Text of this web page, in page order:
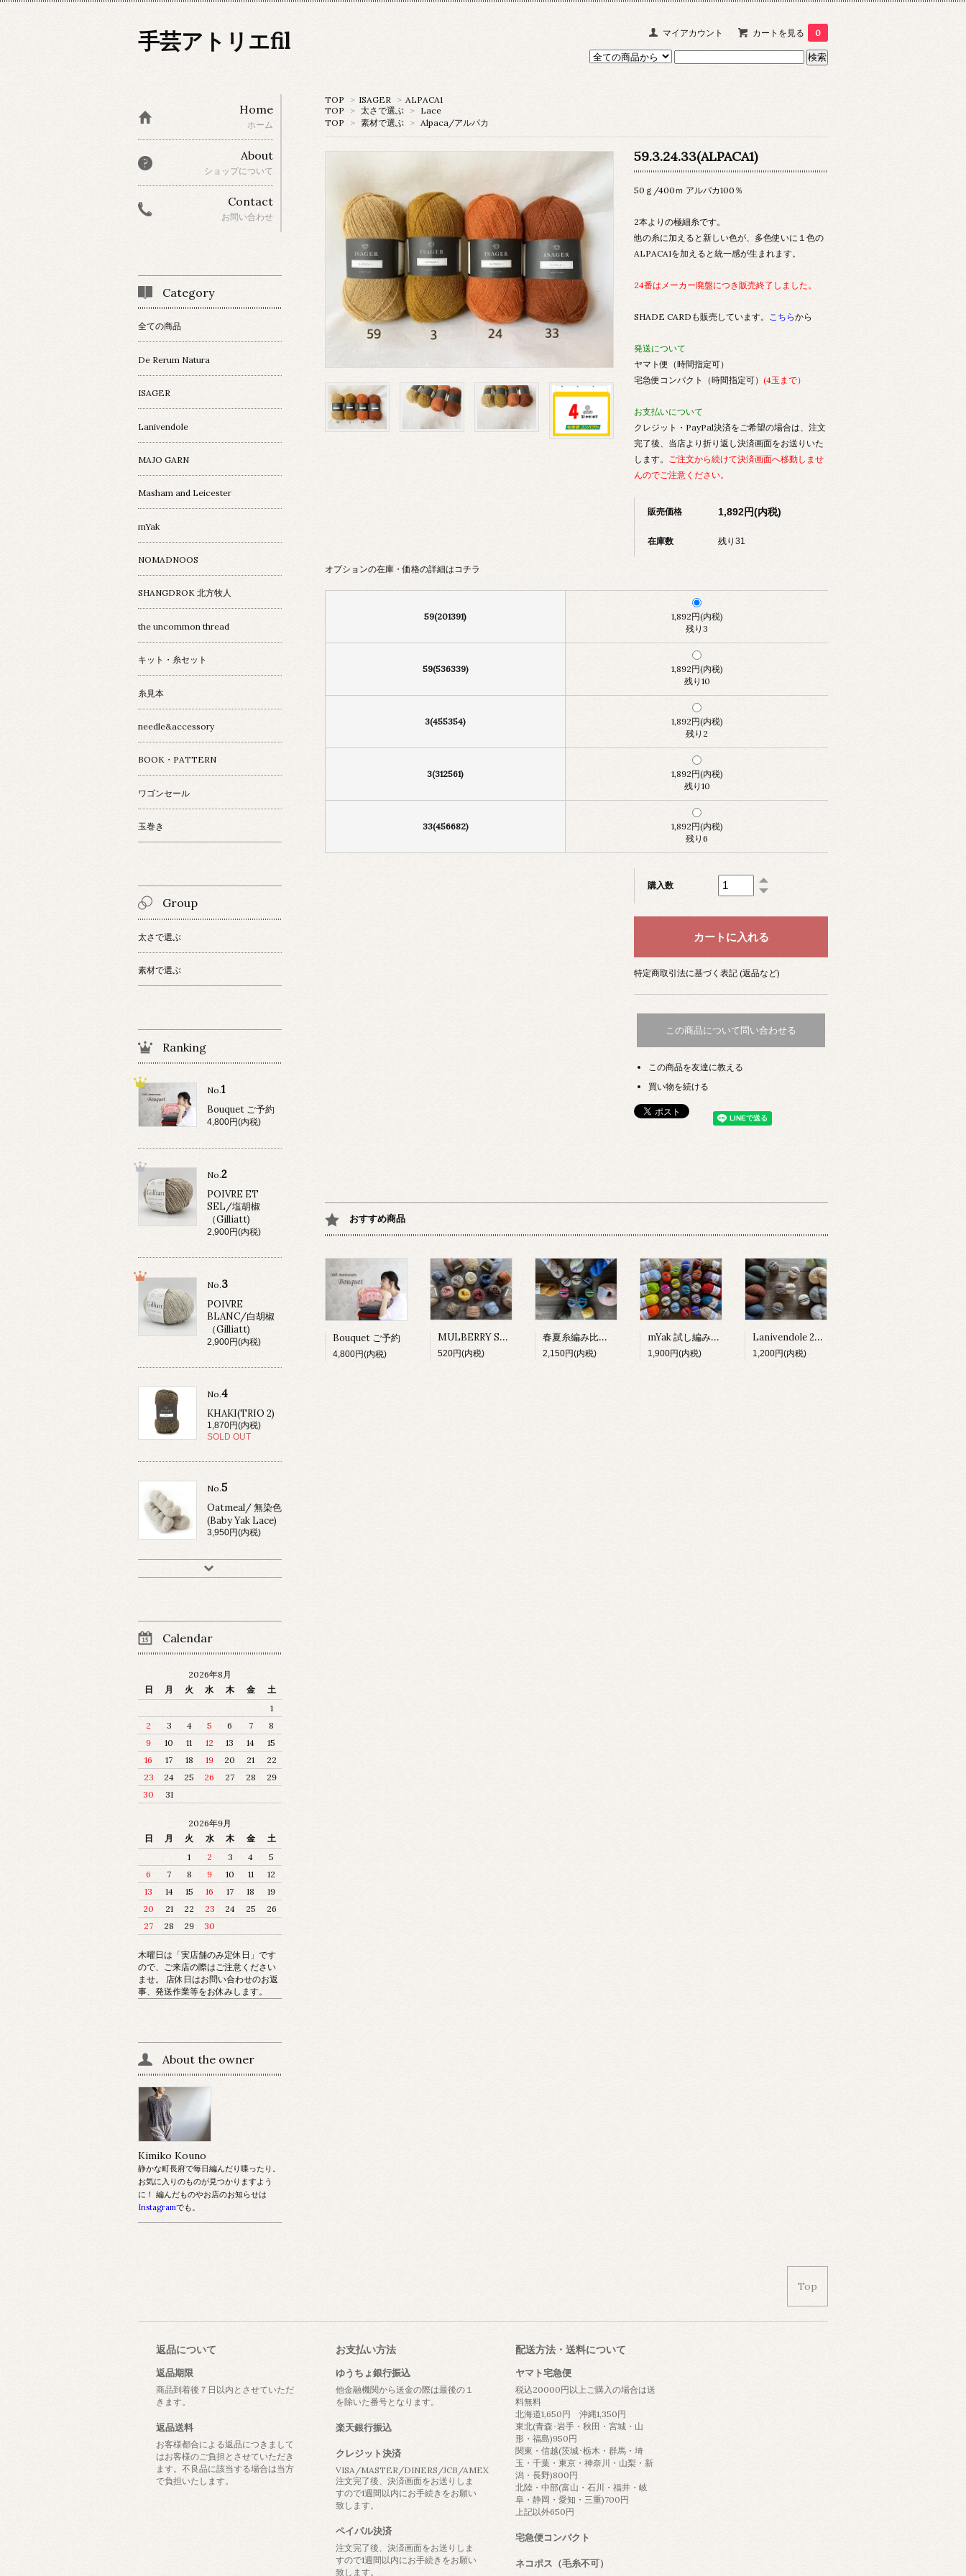
マイアカウント カートを見る 0
手芸アトリエfil
TOP > ISAGER > ALPACA1
TOP
> 太さで選ぶ > Lace
TOP
> 素材で選ぶ > Alpaca/アルパカ
59.3.24.33(ALPACA1)
50ｇ/400ｍ アルパカ100％
2本よりの極細糸です。
他の糸に加えると新しい色が、多色使いに１色の
ALPACA1を加えると統一感が生まれます。
24番はメーカー廃盤につき販売終了しました。
SHADE CARDも販売しています。 こちらから
発送について
ヤマト便（時間指定可）
宅急便コンパクト（時間指定可） (4玉まで）
お支払いについて
クレジット・PayPal決済をご希望の場合は、注文
完了後、当店より折り返し決済画面をお送りいた
します。 ご注文から続けて決済画面へ移動しませ
んのでご注意ください。
販売価格 1,892円(内税)
在庫数 残り31
オプションの在庫・価格の詳細はコチラ
59(201391)
1,892円(内税)
残り3
59(536339)
1,892円(内税)
残り10
3(455354)
1,892円(内税)
残り2
3(312561)
1,892円(内税)
残り10
33(456682)
1,892円(内税)
残り6
購入数
特定商取引法に基づく表記 (返品など)
この商品について問い合わせる
この商品を友達に教える
買い物を続ける
おすすめ商品
Bouquet ご予約
4,800円(内税)
MULBERRY SILK 試し編み
520円(内税)
春夏糸編み比べセット
2,150円(内税)
mYak 試し編みセット
1,900円(内税)
Lanivendole 2種 試し編みセット
1,200円(内税)
Home
ホーム
About
ショップについて
Contact
お問い合わせ
Category
全ての商品
De Rerum Natura
ISAGER
Lanivendole
MAJO GARN
Masham and Leicester
mYak
NOMADNOOS
SHANGDROK 北方牧人
the uncommon thread
キット・糸セット
糸見本
needle&accessory
BOOK・PATTERN
ワゴンセール
玉巻き
Group
太さで選ぶ
素材で選ぶ
Ranking
No.1
Bouquet ご予約
4,800円(内税)
No.2
POIVRE ET
SEL/塩胡椒
（Gilliatt)
2,900円(内税)
No.3
POIVRE
BLANC/白胡椒
（Gilliatt)
2,900円(内税)
No.4
KHAKI(TRIO 2)
1,870円(内税)
SOLD OUT
No.5
Oatmeal/ 無染色
(Baby Yak Lace)
3,950円(内税)
Calendar
2026年8月
日
月 火 水 木 金
土
1
2
3 4 5 6 7
8
9
10 11 12 13 14
15
16
17 18 19 20 21
22
23
24 25 26 27 28
29
30
31
2026年9月
日
月 火 水 木 金
土
1
2 3 4
5
6
7 8 9 10 11
12
13
14 15 16 17 18
19
20
21 22 23 24 25
26
27
28 29 30
木曜日は「実店舗のみ定休日」です
ので、ご来店の際はご注意ください
ませ。 店休日はお問い合わせのお返
事、発送作業等をお休みします。
About the owner
Kimiko Kouno
静かな町長府で毎日編んだり喋ったり。
お気に入りのものが見つかりますよう
に！ 編んだものやお店のお知らせは
Instagramでも。
Top
返品について
返品期限
商品到着後７日以内とさせていただ
きます。
返品送料
お客様都合による返品につきまして
はお客様のご負担とさせていただき
ます。不良品に該当する場合は当方
で負担いたします。
お支払い方法
ゆうちょ銀行振込
他金融機関から送金の際は最後の１
を除いた番号となります。
楽天銀行振込
クレジット決済
VISA/MASTER/DINERS/JCB/AMEX
注文完了後、決済画面をお送りしま
すので1週間以内にお手続きをお願い
致します。
ペイパル決済
注文完了後、決済画面をお送りしま
すので1週間以内にお手続きをお願い
致します。
配送方法・送料について
ヤマト宅急便
税込20000円以上ご購入の場合は送
料無料
北海道1,650円 沖縄1,350円
東北(青森･岩手・秋田・宮城・山
形・福島)950円
関東・信越(茨城･栃木・群馬・埼
玉・千葉・東京・神奈川・山梨・新
潟・長野)800円
北陸・中部(富山・石川・福井・岐
阜・静岡・愛知・三重)700円
上記以外650円
宅急便コンパクト
ネコポス（毛糸不可）